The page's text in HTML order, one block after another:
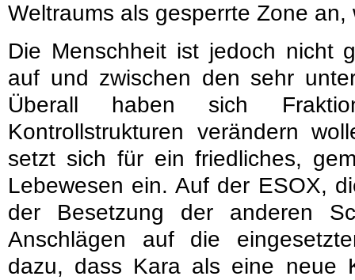
Weltraums als gesperrte Zone
Die Menschheit ist jedoch nicht
auf und zwischen den sehr
Überall haben sich
Kontrollstrukturen verändern
setzt sich für ein friedliches,
Lebewesen ein. Auf der ESOX,
der Besetzung der anderen
Anschlägen auf die
dazu, dass Kara als eine neue